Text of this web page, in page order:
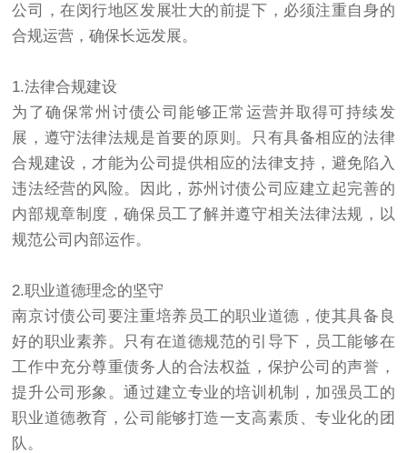
公司
，在闵行地区发展壮大的前提下，必须注重自身的
合规运营，确保长远发展。
1.法律合规建设
为了确保常州讨债公司能够正常运营并取得可持续发
展，遵守法律法规是首要的原则。只有具备相应的法律
合规建设，才能为公司提供相应的法律支持，避免陷入
违法经营的风险。因此， 苏州讨债公司 应建立起完善的
内部规章制度，确保员工了解并遵守相关法律法规，以
规范公司内部运作。
2.职业道德理念的坚守
南京讨债公司 要注重培养员工的职业道德，使其具备良
好的职业素养。只有在道德规范的引导下，员工能够在
工作中充分尊重债务人的合法权益，保护公司的声誉，
提升公司形象。通过建立专业的培训机制，加强员工的
职业道德教育，公司能够打造一支高素质、专业化的团
队。